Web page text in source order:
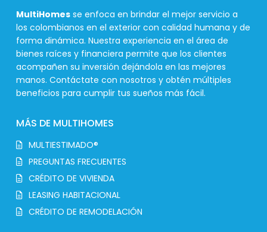
MultiHomes se enfoca en brindar el mejor servicio a
los colombianos en el exterior con calidad humana y de
forma dinámica. Nuestra experiencia en el área de
bienes raíces y financiera permite que los clientes
acompañen su inversión dejándola en las mejores
manos. Contáctate con nosotros y obtén múltiples
beneficios para cumplir tus sueños más fácil.
MÁS DE MULTIHOMES
MULTIESTIMADO®
PREGUNTAS FRECUENTES
CRÉDITO DE VIVIENDA
LEASING HABITACIONAL
CRÉDITO DE REMODELACIÓN